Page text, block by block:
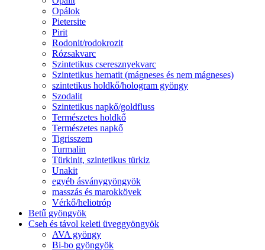
Opálok
Pietersite
Pirit
Rodonit/rodokrozit
Rózsakvarc
Szintetikus cseresznyekvarc
Szintetikus hematit (mágneses és nem mágneses)
szintetikus holdkő/hologram gyöngy
Szodalit
Szintetikus napkő/goldfluss
Természetes holdkő
Természetes napkő
Tigrisszem
Turmalin
Türkinit, szintetikus türkiz
Unakit
egyéb ásványgyöngyök
masszás és marokkövek
Vérkő/heliotróp
Betű gyöngyök
Cseh és távol keleti üveggyöngyök
AVA gyöngy
Bi-bo gyöngyök